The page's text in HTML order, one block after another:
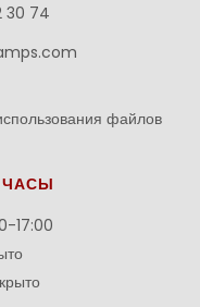
30 74
файлов
17:00